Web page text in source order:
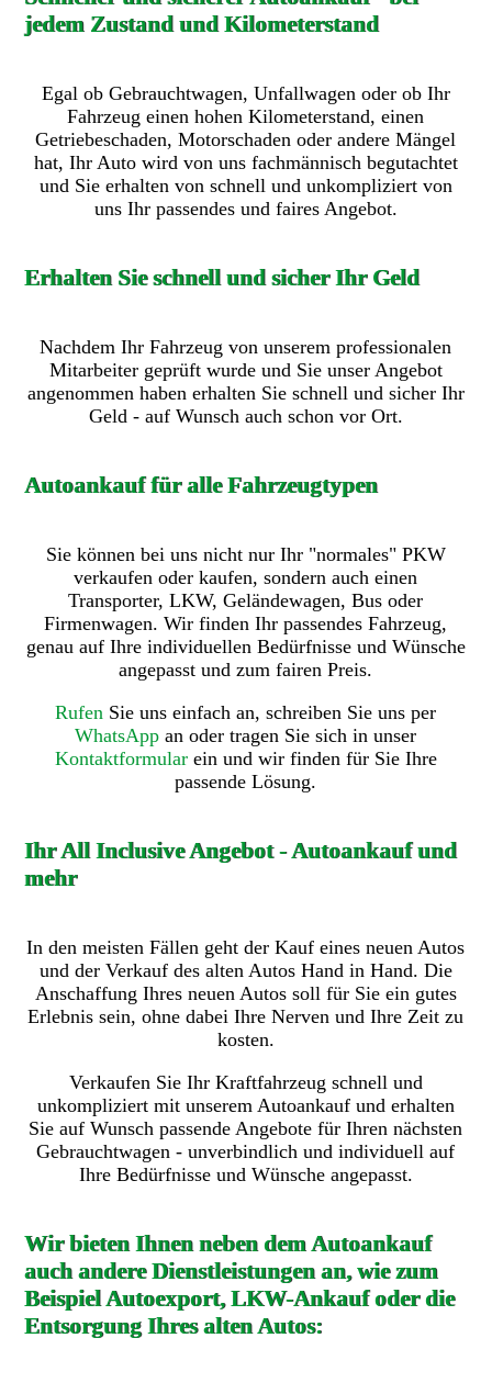
jedem Zustand und Kilometerstand
Egal ob Gebrauchtwagen, Unfallwagen oder ob Ihr
Fahrzeug einen hohen Kilometerstand, einen
Getriebeschaden, Motorschaden oder andere Mängel
hat, Ihr Auto wird von uns fachmännisch begutachtet
und Sie erhalten von schnell und unkompliziert von
uns Ihr passendes und faires Angebot.
Erhalten Sie schnell und sicher Ihr Geld
Nachdem Ihr Fahrzeug von unserem professionalen
Mitarbeiter geprüft wurde und Sie unser Angebot
angenommen haben erhalten Sie schnell und sicher Ihr
Geld - auf Wunsch auch schon vor Ort.
Autoankauf für alle Fahrzeugtypen
Sie können bei uns nicht nur Ihr "normales" PKW
verkaufen oder kaufen, sondern auch einen
Transporter, LKW, Geländewagen, Bus oder
Firmenwagen. Wir finden Ihr passendes Fahrzeug,
genau auf Ihre individuellen Bedürfnisse und Wünsche
angepasst und zum fairen Preis.
Rufen Sie uns einfach an, schreiben Sie uns per
WhatsApp an oder tragen Sie sich in unser
Kontaktformularein und wir finden für Sie Ihre
passende Lösung.
Ihr All Inclusive Angebot - Autoankauf und
mehr
In den meisten Fällen geht der Kauf eines neuen Autos
und der Verkauf des alten Autos Hand in Hand. Die
Anschaffung Ihres neuen Autos soll für Sie ein gutes
Erlebnis sein, ohne dabei Ihre Nerven und Ihre Zeit zu
kosten.
Verkaufen Sie Ihr Kraftfahrzeug schnell und
unkompliziert mit unserem Autoankauf und erhalten
Sie auf Wunsch passende Angebote für Ihren nächsten
Gebrauchtwagen - unverbindlich und individuell auf
Ihre Bedürfnisse und Wünsche angepasst.
Wir bieten Ihnen neben dem Autoankauf
auch andere Dienstleistungen an, wie zum
Beispiel Autoexport, LKW-Ankauf oder die
Entsorgung Ihres alten Autos: